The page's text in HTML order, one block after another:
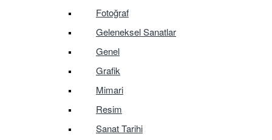
Fotoğraf
Geleneksel Sanatlar
Genel
Grafik
Mimari
Resim
Sanat Tarihi